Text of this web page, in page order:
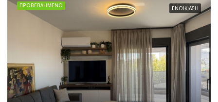
ΠΡΟΒΕΒΛΗΜΈΝΟ ΕΝΟΙΚΊΑΣΗ